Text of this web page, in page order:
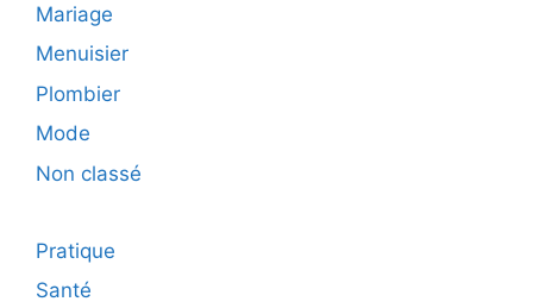
Mariage
Menuisier
Plombier
Mode
Non classé
Pratique
Santé